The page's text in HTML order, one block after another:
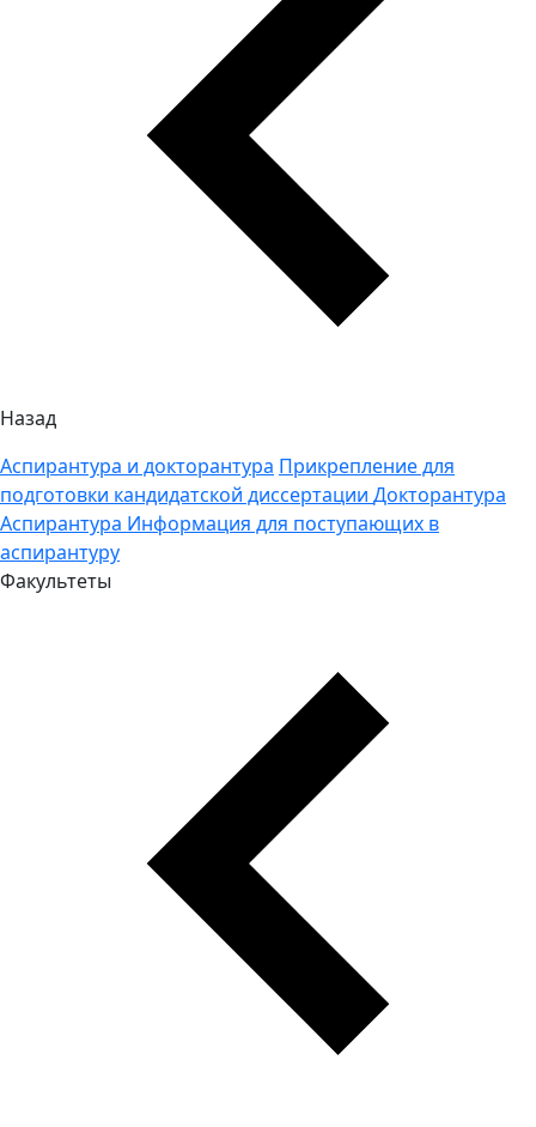
Назад
Аспирантура и докторантура Прикрепление для
подготовки кандидатской диссертации Докторантура
Аспирантура Информация для поступающих в
аспирантуру
Факультеты